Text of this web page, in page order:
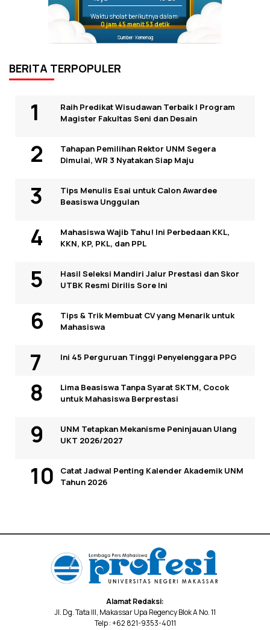
Waktu sholat berikutnya dalam:
0 jam 45 menit 53 detik
Sumber: Kemenag
BERITA TERPOPULER
Raih Predikat Wisudawan Terbaik I Program
Magister Fakultas Seni dan Desain
Tahapan Pemilihan Rektor UNM Segera
Dimulai, WR 3 Nyatakan Siap Maju
Tips Menulis Esai untuk Calon Awardee
Beasiswa Unggulan
Mahasiswa Wajib Tahu! Ini Perbedaan KKL,
KKN, KP, PKL, dan PPL
Hasil Seleksi Mandiri Jalur Prestasi dan Skor
UTBK Resmi Dirilis Sore Ini
Tips & Trik Membuat CV yang Menarik untuk
Mahasiswa
Ini 45 Perguruan Tinggi Penyelenggara PPG
Lima Beasiswa Tanpa Syarat SKTM, Cocok
untuk Mahasiswa Berprestasi
UNM Tetapkan Mekanisme Peninjauan Ulang
UKT 2026/2027
Catat Jadwal Penting Kalender Akademik UNM
Tahun 2026
Alamat Redaksi:
Jl. Dg. Tata III, Makassar Upa Regency Blok A No. 11
Telp : +62 821-9353-4011